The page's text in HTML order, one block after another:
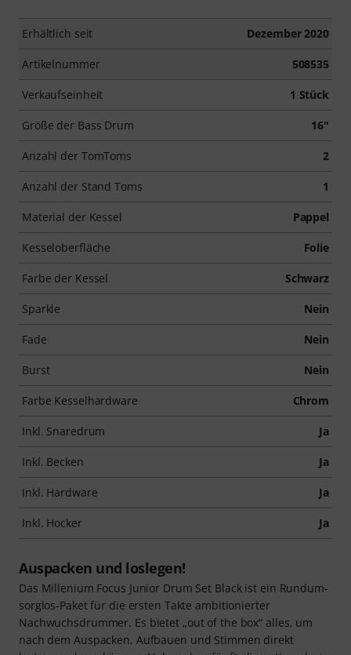
Erhältlich seit Dezember 2020
Artikelnummer 508535
Verkaufseinheit 1 Stück
Größe der Bass Drum 16"
Anzahl der TomToms 2
Anzahl der Stand Toms 1
Material der Kessel Pappel
Kesseloberfläche Folie
Farbe der Kessel Schwarz
Sparkle Nein
Fade Nein
Burst Nein
Farbe Kesselhardware Chrom
Inkl. Snaredrum Ja
Inkl. Becken Ja
Inkl. Hardware Ja
Inkl. Hocker Ja
Auspacken und loslegen!
Das Millenium Focus Junior Drum Set Black ist ein Rundum-
sorglos-Paket für die ersten Takte ambitionierter
Nachwuchsdrummer. Es bietet „out of the box“ alles, um
nach dem Auspacken, Aufbauen und Stimmen direkt